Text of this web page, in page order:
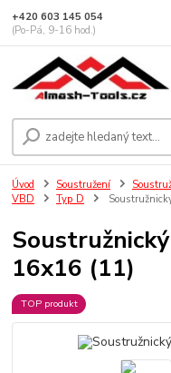
+420 603 145 054
(Po-Pá, 9-16 hod.)
Úvod Soustružení
VBD
Typ D
16x16 (11)
TOP produkt